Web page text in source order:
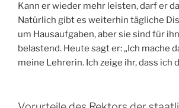
Kann er wieder mehr leisten, darf er
Natürlich gibt es weiterhin tägliche
um Hausaufgaben, aber sie sind für
belastend. Heute sagt er: „Ich mache
meine Lehrerin. Ich zeige ihr, dass ich